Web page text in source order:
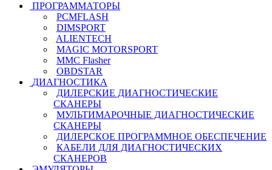
ПРОГРАММАТОРЫ
PCMFLASH
DIMSPORT
ALIENTECH
MAGIC MOTORSPORT
MMC Flasher
OBDSTAR
ДИАГНОСТИКА
ДИЛЕРСКИЕ ДИАГНОСТИЧЕСКИЕ
СКАНЕРЫ
МУЛЬТИМАРОЧНЫЕ ДИАГНОСТИЧЕСКИЕ
СКАНЕРЫ
ДИЛЕРСКОЕ ПРОГРАММНОЕ ОБЕСПЕЧЕНИЕ
КАБЕЛИ ДЛЯ ДИАГНОСТИЧЕСКИХ
СКАНЕРОВ